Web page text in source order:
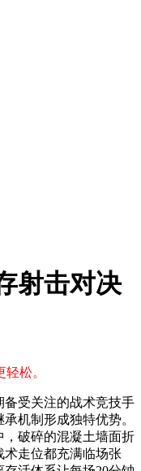
射击对决
松。
备受关注的战术竞技手
机制形成独特优势。
破碎的混凝土墙面折
走位都充满临场张